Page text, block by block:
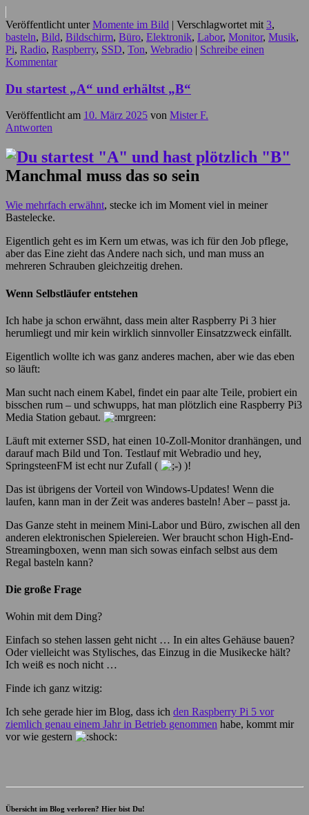
Veröffentlicht unter Momente im Bild | Verschlagwortet mit 3,
basteln, Bild, Bildschirm, Büro, Elektronik, Labor, Monitor, Musik,
Pi, Radio, Raspberry, SSD, Ton, Webradio | Schreibe einen
Kommentar
Du startest „A“ und erhältst „B“
Veröffentlicht am 10. März 2025 von Mister F.
Antworten
Manchmal muss das so sein
Wie mehrfach erwähnt, stecke ich im Moment viel in meiner
Bastelecke.
Eigentlich geht es im Kern um etwas, was ich für den Job pflege,
aber das Eine zieht das Andere nach sich, und man muss an
mehreren Schrauben gleichzeitig drehen.
Wenn Selbstläufer entstehen
Ich habe ja schon erwähnt, dass mein alter Raspberry Pi 3 hier
herumliegt und mir kein wirklich sinnvoller Einsatzzweck einfällt.
Eigentlich wollte ich was ganz anderes machen, aber wie das eben
so läuft:
Man sucht nach einem Kabel, findet ein paar alte Teile, probiert ein
bisschen rum – und schwupps, hat man plötzlich eine Raspberry Pi3
Media Station gebaut.
Läuft mit externer SSD, hat einen 10-Zoll-Monitor dranhängen, und
darauf mach Bild und Ton. Testlauf mit Webradio und hey,
SpringsteenFM ist echt nur Zufall (
)!
Das ist übrigens der Vorteil von Windows-Updates! Wenn die
laufen, kann man in der Zeit was anderes basteln! Aber – passt ja.
Das Ganze steht in meinem Mini-Labor und Büro, zwischen all den
anderen elektronischen Spielereien. Wer braucht schon High-End-
Streamingboxen, wenn man sich sowas einfach selbst aus dem
Regal basteln kann?
Die große Frage
Wohin mit dem Ding?
Einfach so stehen lassen geht nicht … In ein altes Gehäuse bauen?
Oder vielleicht was Stylisches, das Einzug in die Musikecke hält?
Ich weiß es noch nicht …
Finde ich ganz witzig:
Ich sehe gerade hier im Blog, dass ich den Raspberry Pi 5 vor
ziemlich genau einem Jahr in Betrieb genommen habe, kommt mir
vor wie gestern
Übersicht im Blog verloren? Hier bist Du!